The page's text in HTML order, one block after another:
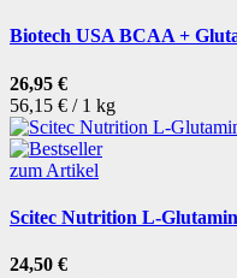
Biotech USA BCAA +
26,95 €
56,15 € / 1 kg
zum Artikel
Scitec Nutrition L-
24,50 €